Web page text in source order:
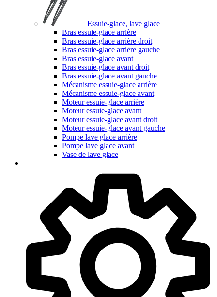
Essuie-glace, lave glace
Bras essuie-glace arrière
Bras essuie-glace arrière droit
Bras essuie-glace arrière gauche
Bras essuie-glace avant
Bras essuie-glace avant droit
Bras essuie-glace avant gauche
Mécanisme essuie-glace arrière
Mécanisme essuie-glace avant
Moteur essuie-glace arrière
Moteur essuie-glace avant
Moteur essuie-glace avant droit
Moteur essuie-glace avant gauche
Pompe lave glace arrière
Pompe lave glace avant
Vase de lave glace